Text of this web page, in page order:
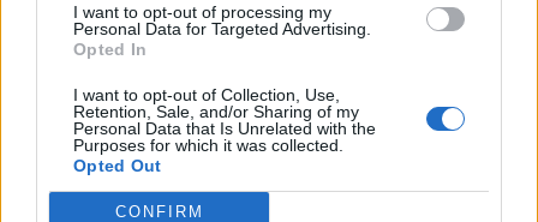
I want to opt-out of processing my
Personal Data for Targeted Advertising.
Opted In
I want to opt-out of Collection, Use,
Retention, Sale, and/or Sharing of my
Personal Data that Is Unrelated with the
Purposes for which it was collected.
Opted Out
CONFIRM
07/08/2026
Υπόθεση Predator: Παραμένει στο αρχείο –
Απορρίφθηκαν τα αιτήματα Σαμαρά και Σπίρτζη
07/08/2026
«Γιατί οι Τούρκοι συρρέουν στα ελληνικά νησιά;»:
τιμές και το φιλόξενο κλίμα
07/08/2026